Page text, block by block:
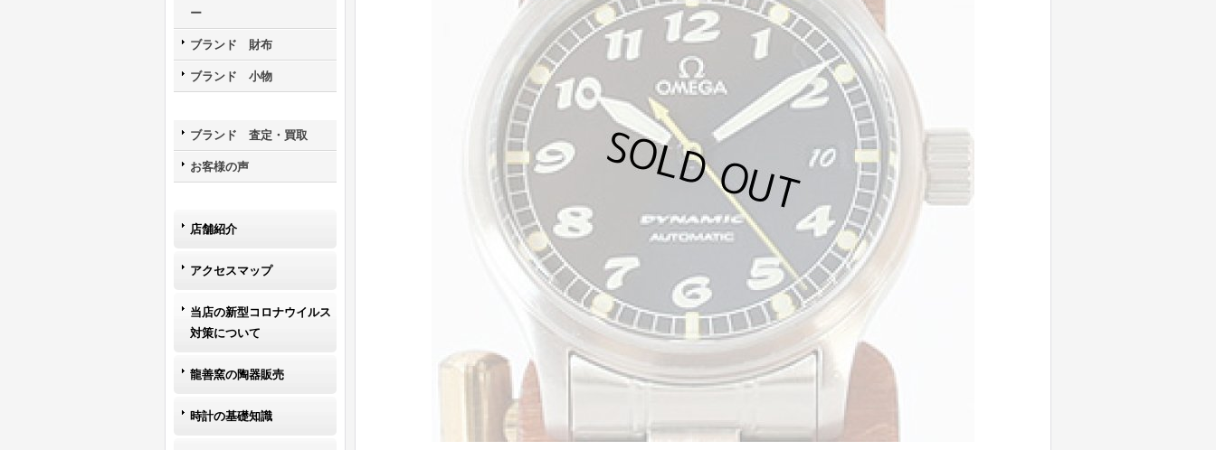
ー
ブランド 財布
ブランド 小物
ブランド 査定・買取
お客様の声
店舗紹介
アクセスマップ
当店の新型コロナウイルス
対策について
龍善窯の陶器販売
時計の基礎知識